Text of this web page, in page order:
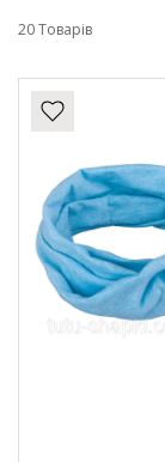
20 Товарів